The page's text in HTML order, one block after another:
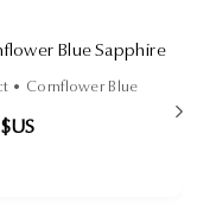
Blue Sapphire
• Cornflower Blue